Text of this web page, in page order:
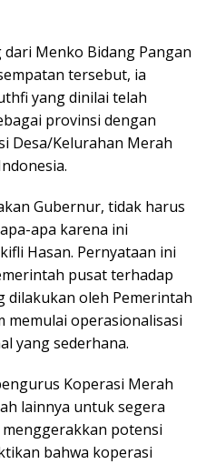
Menko Bidang Pangan
tersebut, ia
yang dinilai telah
provinsi dengan
Desa/Kelurahan Merah
Gubernur, tidak harus
apa karena ini
Hasan. Pernyataan ini
pusat terhadap
dilakukan oleh Pemerintah
memulai operasionalisasi
yang sederhana.
Koperasi Merah
lainnya untuk segera
potensi
bahwa koperasi